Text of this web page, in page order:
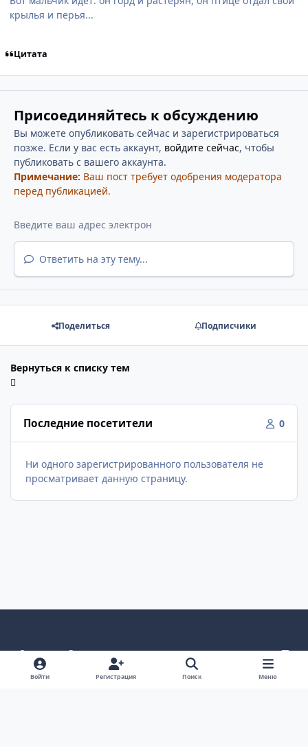
крылья и перья...
Цитата
Присоединяйтесь к обсуждению
Вы можете опубликовать сейчас и зарегистрироваться
позже. Если у вас есть аккаунт, войдите сейчас, чтобы
публиковать с вашего аккаунта.
Примечание: Ваш пост требует одобрения модератора
перед публикацией.
Ответить на эту тему...
Поделиться Подписчики
Вернуться к списку тем
Последние посетители 0
Ни одного зарегистрированного пользователя не
просматривает данную страницу.
Светлый режим
Темный режим
Как в системе
v
k
Политика конфиденциальности
Войти Регистрация Поиск Меню